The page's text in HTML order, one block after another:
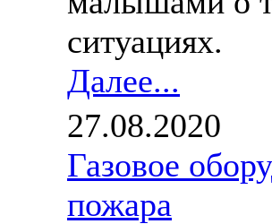
ситуациях.
Далее...
27.08.2020
Газовое
пожара